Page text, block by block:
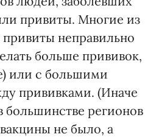
привиты. Многие из
неправильно
больше прививок,
или с большими
прививками. (Иначе
большинстве регионов
не было, а